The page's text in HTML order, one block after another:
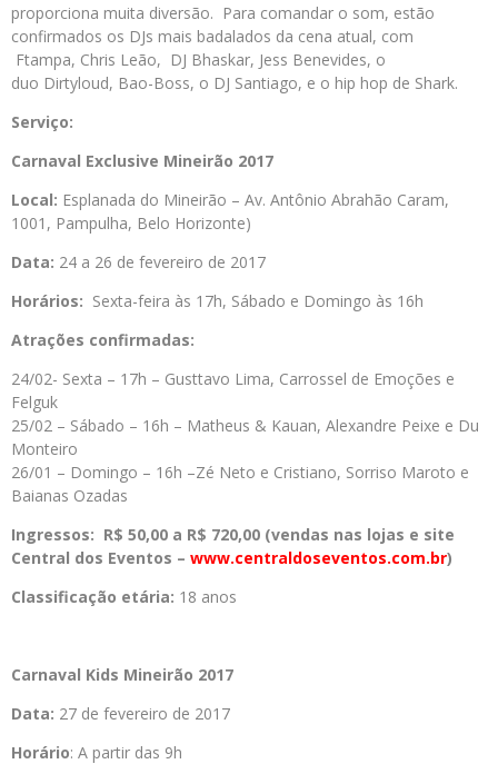
proporciona muita diversão. Para comandar o som, estão
confirmados os DJs mais badalados da cena atual, com
Ftampa, Chris Leão, DJ Bhaskar, Jess Benevides, o
duo Dirtyloud, Bao-Boss, o DJ Santiago, e o hip hop de Shark.
Serviço:
Carnaval Exclusive Mineirão 2017
Local: Esplanada do Mineirão – Av. Antônio Abrahão Caram,
1001, Pampulha, Belo Horizonte)
Data: 24 a 26 de fevereiro de 2017
Horários: Sexta-feira às 17h, Sábado e Domingo às 16h
Atrações confirmadas:
24/02- Sexta – 17h – Gusttavo Lima, Carrossel de Emoções e
Felguk
25/02 – Sábado – 16h – Matheus & Kauan, Alexandre Peixe e Du
Monteiro
26/01 – Domingo – 16h –Zé Neto e Cristiano, Sorriso Maroto e
Baianas Ozadas
Ingressos: R$ 50,00 a R$ 720,00 (vendas nas lojas e site
Central dos Eventos – www.centraldoseventos.com.br)
Classificação etária: 18 anos
Carnaval Kids Mineirão 2017
Data: 27 de fevereiro de 2017
Horário: A partir das 9h